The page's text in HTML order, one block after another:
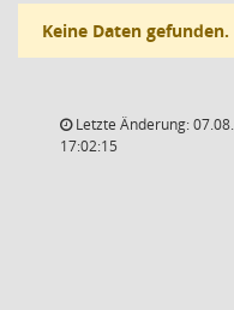
Keine Daten gefunden.
Letzte Änderung:
17:02:15